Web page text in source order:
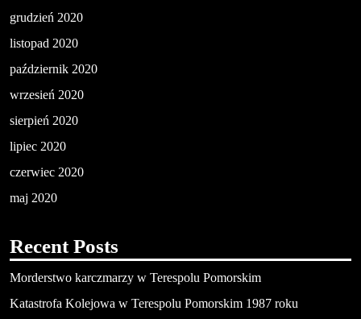
grudzień 2020
listopad 2020
październik 2020
wrzesień 2020
sierpień 2020
lipiec 2020
czerwiec 2020
maj 2020
Recent Posts
Morderstwo karczmarzy w Terespolu Pomorskim
Katastrofa Kolejowa w Terespolu Pomorskim 1987 roku